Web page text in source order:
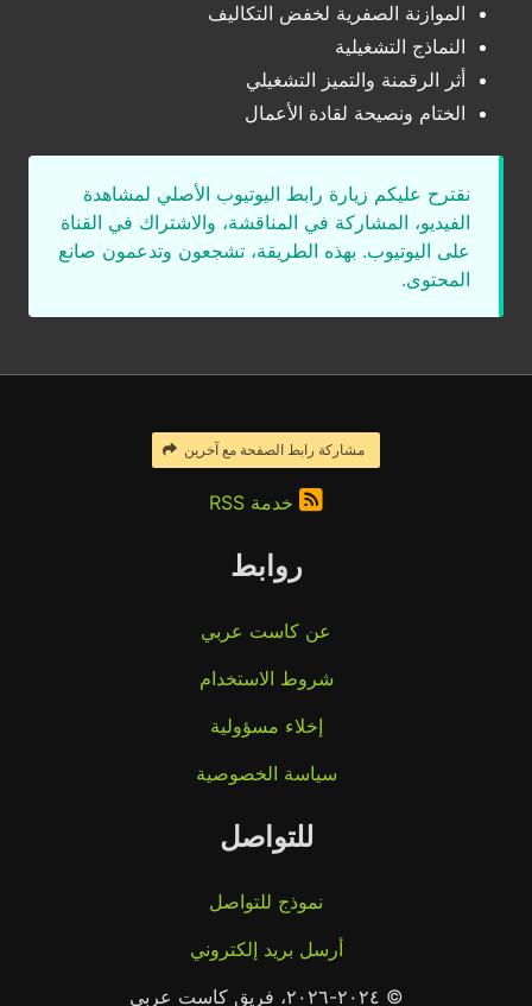
الموازنة الصفرية لخفض التكاليف
النماذج التشغيلية
أثر الرقمنة والتميز التشغيلي
الختام ونصيحة لقادة الأعمال
نقترح عليكم زيارة رابط اليوتيوب الأصلي لمشاهدة
الفيديو، المشاركة في المناقشة، والاشتراك في القناة
على اليوتيوب. بهذه الطريقة، تشجعون وتدعمون صانع
المحتوى.
مشاركة رابط الصفحة مع آخرين
خدمة RSS
روابط
عن كاست عربي
شروط الاستخدام
إخلاء مسؤولية
سياسة الخصوصية
للتواصل
نموذج للتواصل
أرسل بريد إلكتروني
© ٢٠٢٤-٢٠٢٦، فريق كاست عربي